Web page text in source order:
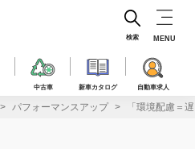
中古車 新車カタログ 自動車求人
検索 MENU
パフォーマンスアップ 「環境配慮＝